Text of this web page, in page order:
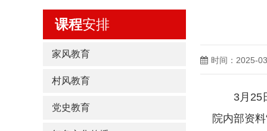
课程安排
家风教育
村风教育
党史教育
时间：2025-
3月25日
院内部资